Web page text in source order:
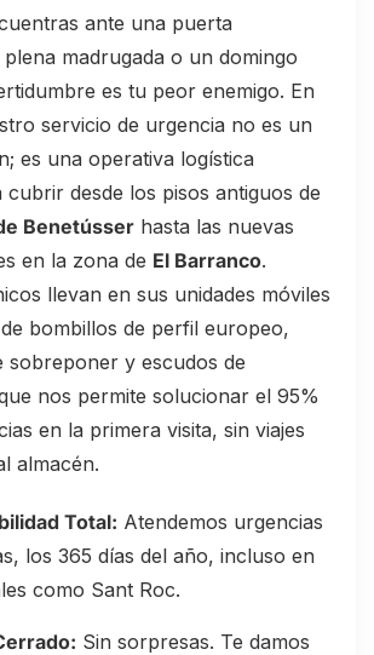
ante una puerta
madrugada o un domingo
es tu peor enemigo. En
servicio de urgencia no es un
es una operativa logística
cubrir desde los pisos antiguos de
Benetússer hasta las nuevas
en la zona de El Barranco.
llevan en sus unidades móviles
bombillos de perfil europeo,
sobreponer y escudos de
nos permite solucionar el 95%
en la primera visita, sin viajes
almacén.
Total: Atendemos urgencias
los 365 días del año, incluso en
como Sant Roc.
Sin sorpresas. Te damos